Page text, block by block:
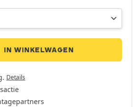
IN WINKELWAGEN
Details